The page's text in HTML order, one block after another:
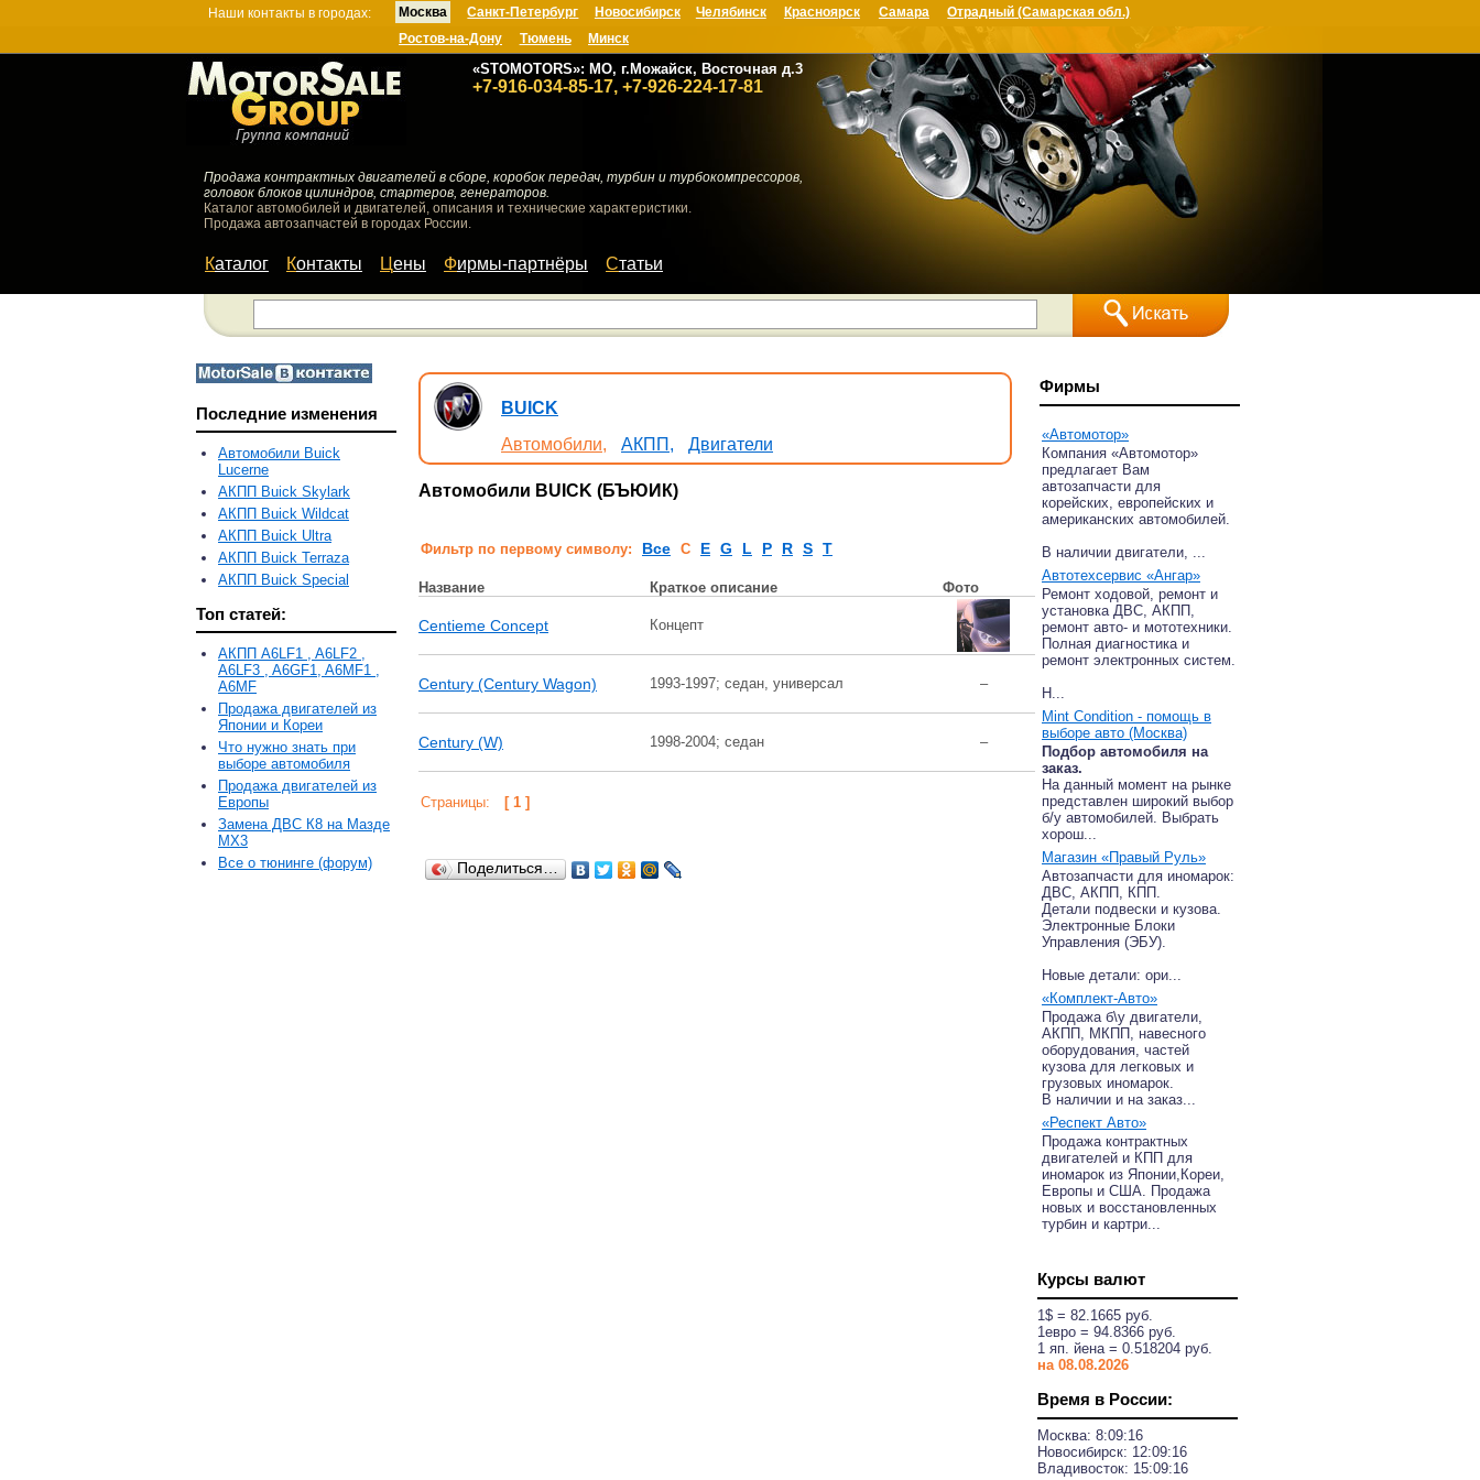
Наши контакты в городах: Москва
«STOMOTORS»: МО, г.Можайск, Восточная д.3
+7-916-034-85-17, +7-926-224-17-81
Санкт-Петербург Новосибирск Челябинск Красноярск Самара
Отрадный (Самарская обл.)
Ростов-на-Дону
Тюмень Минск
Продажа контрактных двигателей в сборе, коробок передач, турбин и турбокомпрессоров,
головок блоков цилиндров, стартеров, генераторов.
Каталог автомобилей и двигателей, описания и технические характеристики.
Продажа автозапчастей в городах России.
Каталог Контакты Цены Фирмы-партнёры Статьи
Последние изменения
Автомобили Buick
Lucerne
АКПП Buick Skylark
АКПП Buick Wildcat
АКПП Buick Ultra
АКПП Buick Terraza
АКПП Buick Special
Топ статей:
АКПП A6LF1 , A6LF2 ,
A6LF3 , A6GF1, A6MF1 ,
A6MF
Продажа двигателей из
Японии и Кореи
Что нужно знать при
выборе автомобиля
Продажа двигателей из
Европы
Замена ДВС К8 на Мазде
MX3
Все о тюнинге (форум)
BUICK
Автомобили,
АКПП, Двигатели
Автомобили BUICK (БЪЮИК)
Фильтр по первому символу: Все C E G L P R S T
Название Краткое описание Фото
Centieme Concept Концепт
Century (Century Wagon) 1993-1997; седан, универсал –
Century (W) 1998-2004; седан –
Страницы: [ 1 ]
Поделиться…
Фирмы
«Автомотор»
Компания «Автомотор»
предлагает Вам
автозапчасти для
корейских, европейских и
американских автомобилей.
В наличии двигатели, ...
Автотехсервис «Ангар»
Ремонт ходовой, ремонт и
установка ДВС, АКПП,
ремонт авто- и мототехники.
Полная диагностика и
ремонт электронных систем.
Н...
Mint Condition - помощь в
выборе авто (Москва)
Подбор автомобиля на
заказ.
На данный момент на рынке
представлен широкий выбор
б/у автомобилей. Выбрать
хорош...
Магазин «Правый Руль»
Автозапчасти для иномарок:
ДВС, АКПП, КПП.
Детали подвески и кузова.
Электронные Блоки
Управления (ЭБУ).
Новые детали: ори...
«Комплект-Авто»
Продажа б\у двигатели,
АКПП, МКПП, навесного
оборудования, частей
кузова для легковых и
грузовых иномарок.
В наличии и на заказ...
«Респект Авто»
Продажа контрактных
двигателей и КПП для
иномарок из Японии,Кореи,
Европы и США. Продажа
новых и восстановленных
турбин и картри...
Курсы валют
1$ = 82.1665 руб.
1eвро = 94.8366 руб.
1 яп. йена = 0.518204 руб.
на 08.08.2026
Время в России:
Москва: 8:09:16
Новосибирск: 12:09:16
Владивосток: 15:09:16